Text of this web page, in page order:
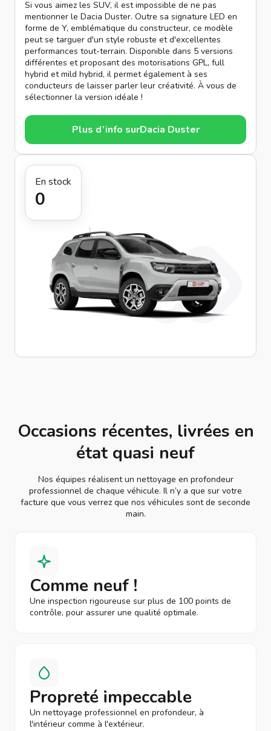
Si vous aimez les SUV, il est impossible de ne pas
mentionner le Dacia Duster. Outre sa signature LED en
forme de Y, emblématique du constructeur, ce modèle
peut se targuer d'un style robuste et d'excellentes
performances tout-terrain. Disponible dans 5 versions
différentes et proposant des motorisations GPL, full
hybrid et mild hybrid, il permet également à ses
conducteurs de laisser parler leur créativité. À vous de
sélectionner la version idéale !
Plus d’info surDacia Duster
En stock
0
Occasions récentes, livrées en
état quasi neuf
Nos équipes réalisent un nettoyage en profondeur
professionnel de chaque véhicule. Il n’y a que sur votre
facture que vous verrez que nos véhicules sont de seconde
main.
Comme neuf !
Une inspection rigoureuse sur plus de 100 points de
contrôle, pour assurer une qualité optimale.
Propreté impeccable
Un nettoyage professionnel en profondeur, à
l'intérieur comme à l'extérieur.